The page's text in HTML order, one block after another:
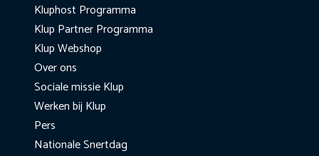
Kluphost Programma
Klup Partner Programma
Klup Webshop
Over ons
Sociale missie Klup
Werken bij Klup
Pers
Nationale Snertdag